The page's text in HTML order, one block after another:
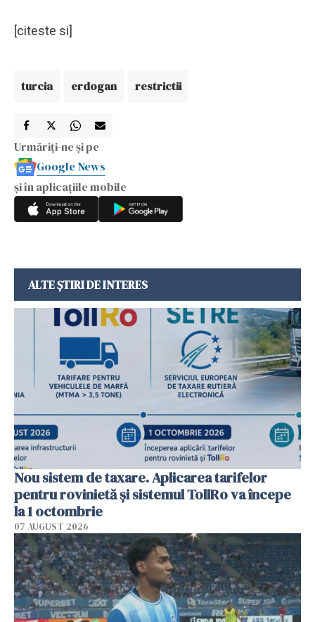
[citeste si]
turcia erdogan restrictii
Urmăriți-ne și pe
Google News
și în aplicațiile mobile
ALTE ȘTIRI DE INTERES
Nou sistem de taxare. Aplicarea tarifelor
pentru rovinietă şi sistemul TollRo va începe
la 1 octombrie
07 AUGUST 2026